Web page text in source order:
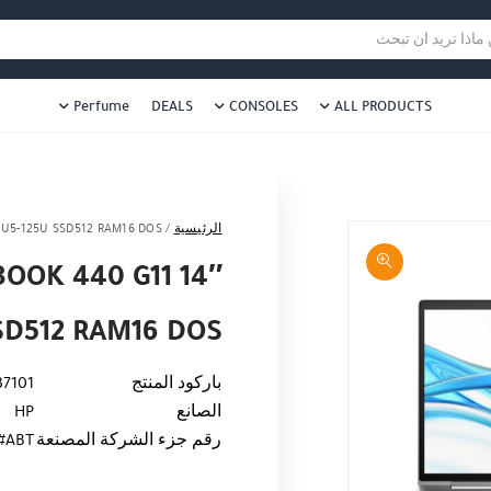
هل نزلت التطبيق ليصلك كل جديد ؟تريد ان تبحث
ALL PRODUCTS
CONSOLES
DEALS
Perfume
الرئيسية /
125U SSD512 RAM16 DOS
440 G11 14″
RAM16 DOS
باركود المنتج
الصانع
HP
رقم جزء الشركة المصنعة